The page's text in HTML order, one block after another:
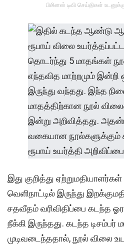
பிசினஸ் டிவி செய்திகள்
இது குறித்து
வெளிநாட்டில் இருந்து
சதவீதம் வரிவிதிப்பை கடந்த
நீக்கி இருந்தது. கடந்த டிசம்பர்
முடிவடைந்ததால், நூல் விலை